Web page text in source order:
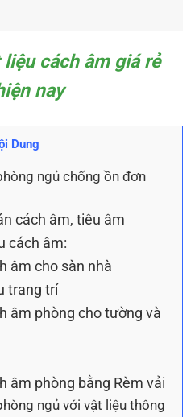
liệu cách âm giá rẻ
nay
Dung
ngủ chống ồn đơn
cách âm, tiêu âm
cách âm:
âm cho sàn nhà
trang trí
âm phòng cho tường và
âm phòng bằng Rèm vải
ngủ với vật liệu thông